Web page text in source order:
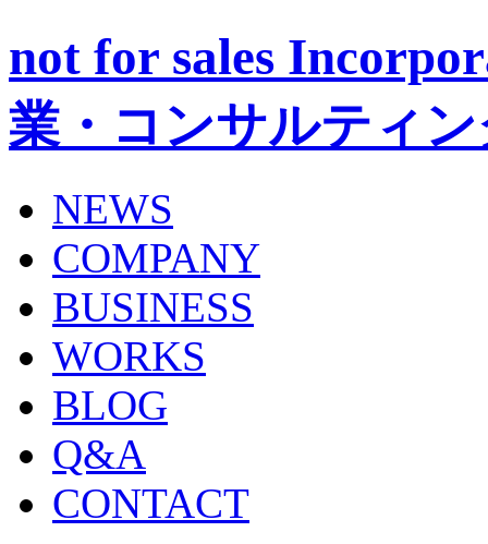
not for sales
業・コンサルティ
NEWS
COMPANY
BUSINESS
WORKS
BLOG
Q&A
CONTACT